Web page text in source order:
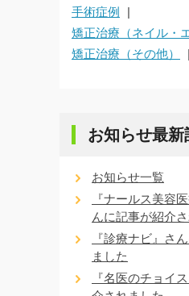
手術症例
矯正治療（ネイル・
矯正治療（その他）
お知らせ最新
お知らせ一覧
『ナールス美容
んに記事が紹介
『診療ナビ』さ
ました
『名医のチョイ